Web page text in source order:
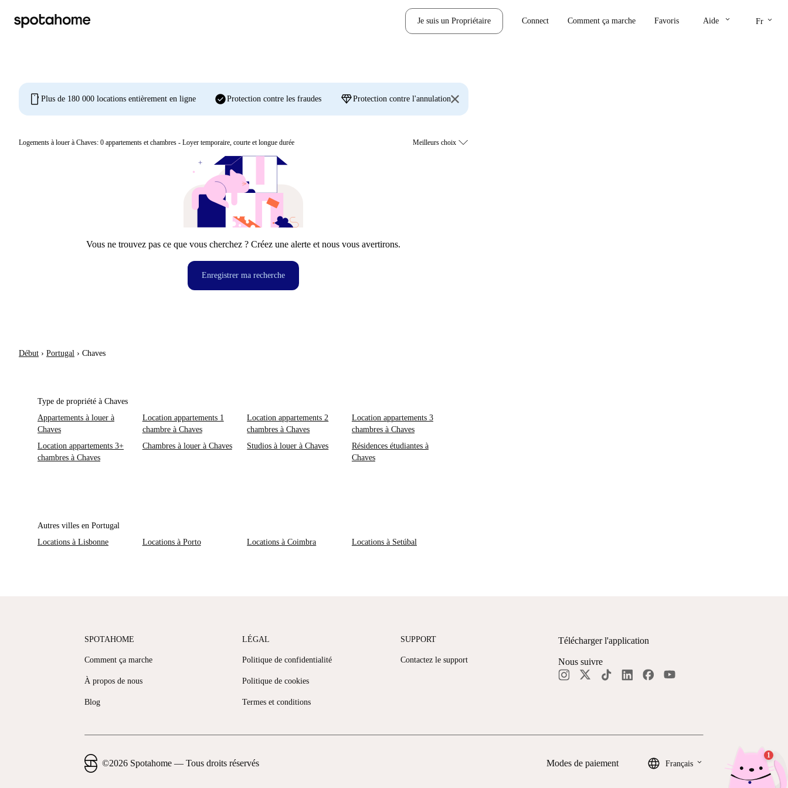
Je suis un Propriétaire Connect Comment ça marche Favoris Aide keyboard_arrow_down Fr keyboard_arrow_down
mobile Plus de 180 000 locations entièrement en ligne check_circleProtection contre les fraudes diamondProtection contre l'annulation
Logements à louer à Chaves: 0 appartements et chambres - Loyer temporaire, courte et longue durée
Vous ne trouvez pas ce que vous cherchez ? Créez une alerte et nous vous avertirons.
Enregistrer ma recherche
Début › Portugal › Chaves
Type de propriété à Chaves
Appartements à louer à
Chaves
Location appartements 1
chambre à Chaves
Location appartements 2
chambres à Chaves
Location appartements 3
chambres à Chaves
Location appartements 3+
chambres à Chaves
Chambres à louer à Chaves Studios à louer à Chaves
Résidences étudiantes à
Chaves
Autres villes en Portugal
Locations à Lisbonne
Locations à Porto Locations à Coimbra Locations à Setúbal
SPOTAHOME
Comment ça marche
À propos de nous
Blog
LÉGAL
Politique de confidentialité
Politique de cookies
Termes et conditions
SUPPORT
Contactez le support
Télécharger l'application
Nous suivre
©2026 Spotahome — Tous droits réservés Modes de paiement Français keyboard_arrow_down